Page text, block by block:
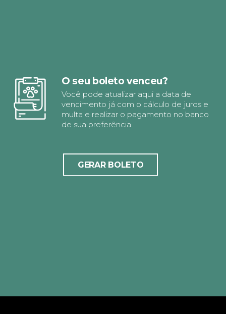
O seu boleto venceu?
Você pode atualizar aqui a data de
vencimento já com o cálculo de juros e
multa e realizar o pagamento no banco
de sua preferência.
GERAR BOLETO